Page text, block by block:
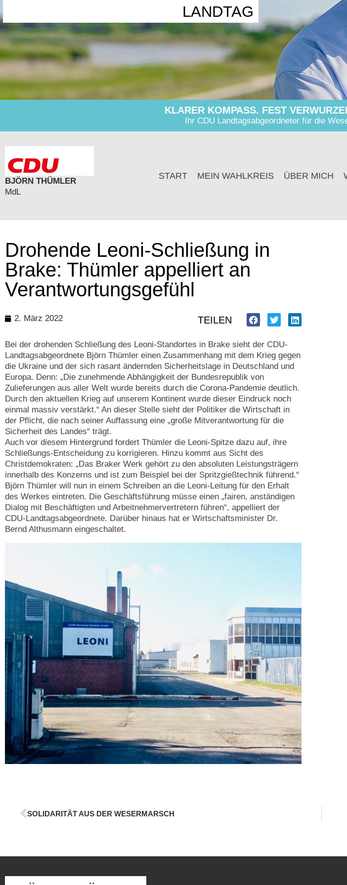
LANDTAG
KLARER KOMPASS. FEST
Ihr CDU Landtagsabgeordneter für die
BJÖRN THÜMLER
MdL
START MEIN WAHLKREIS ÜBER MICH
Drohende Leoni-Schließung in
Brake: Thümler appelliert an
Verantwortungsgefühl
2. März 2022 TEILEN
Bei der drohenden Schließung des Leoni-Standortes in Brake sieht der CDU-
Landtagsabgeordnete Björn Thümler einen Zusammenhang mit dem Krieg gegen
die Ukraine und der sich rasant ändernden Sicherheitslage in Deutschland und
Europa. Denn: „Die zunehmende Abhängigkeit der Bundesrepublik von
Zulieferungen aus aller Welt wurde bereits durch die Corona-Pandemie deutlich.
Durch den aktuellen Krieg auf unserem Kontinent wurde dieser Eindruck noch
einmal massiv verstärkt.“ An dieser Stelle sieht der Politiker die Wirtschaft in
der Pflicht, die nach seiner Auffassung eine „große Mitverantwortung für die
Sicherheit des Landes“ trägt.
Auch vor diesem Hintergrund fordert Thümler die Leoni-Spitze dazu auf, ihre
Schließungs-Entscheidung zu korrigieren. Hinzu kommt aus Sicht des
Christdemokraten: „Das Braker Werk gehört zu den absoluten Leistungsträgern
innerhalb des Konzerns und ist zum Beispiel bei der Spritzgießtechnik führend.“
Björn Thümler will nun in einem Schreiben an die Leoni-Leitung für den Erhalt
des Werkes eintreten. Die Geschäftsführung müsse einen „fairen, anständigen
Dialog mit Beschäftigten und Arbeitnehmervertretern führen“, appelliert der
CDU-Landtagsabgeordnete. Darüber hinaus hat er Wirtschaftsminister Dr.
Bernd Althusmann eingeschaltet.
SOLIDARITÄT AUS DER WESERMARSCH